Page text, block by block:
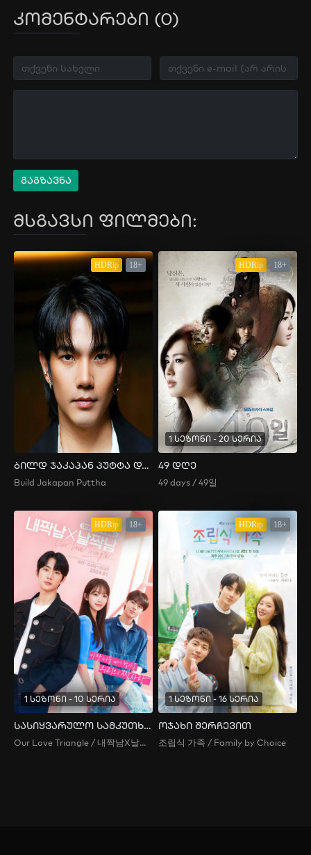
კომენტარები (0)
გაგზავნა
მსგავსი ფილმები:
HDRip 18+
ბილდ ჯაკაპან პუტტა და მისი სკანდალი
Build Jakapan Puttha
HDRip 18+
1 სეზონი - 20 სერია
49 დღე
49 days / 49일
HDRip 18+
1 სეზონი - 10 სერია
სასიყვარულო სამკუთხედი
Our Love Triangle / 내짝남X날짝남
HDRip 18+
1 სეზონი - 16 სერია
ოჯახი შერჩევით
조립식 가족 / Family by Choice